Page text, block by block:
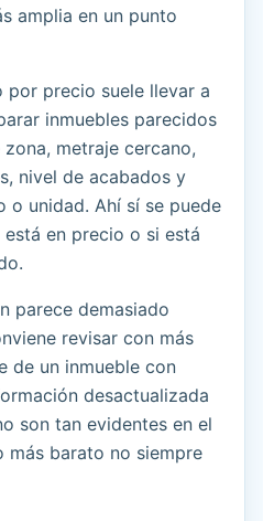
amplia en un punto
por precio suele llevar a
inmuebles parecidos
metraje cercano,
nivel de acabados y
o unidad. Ahí sí se puede
en precio o si está
parece demasiado
revisar con más
de un inmueble con
desactualizada
son tan evidentes en el
más barato no siempre